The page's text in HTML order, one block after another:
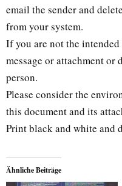
email the sender and
from your system.
If you are not the
message or attachment or
person.
Please consider the
this document and its
Print black and white and
Ähnliche Beiträge